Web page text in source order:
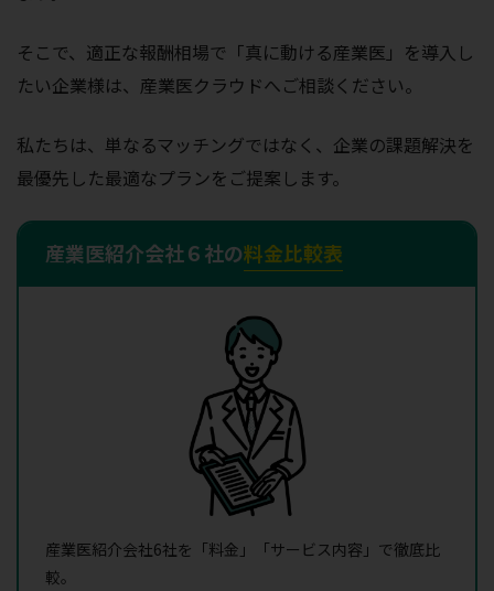
そこで、適正な報酬相場で「真に動ける産業医」を導入し
たい企業様は、産業医クラウドへご相談ください。
私たちは、単なるマッチングではなく、企業の課題解決を
最優先した最適なプランをご提案します。
産業医紹介会社６社の料金比較表
産業医紹介会社6社を「料金」「サービス内容」で徹底比
較。